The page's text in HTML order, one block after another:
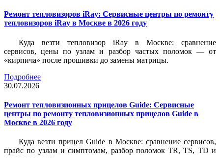
Ремонт тепловизоров iRay: Сервисные центры по ремонту
тепловизоров iRay в Москве в 2026 году
Куда везти тепловизор iRay в Москве: сравнение
сервисов, цены по узлам и разбор частых поломок — от
«кирпича» после прошивки до замены матрицы.
Подробнее
30.07.2026
Ремонт тепловизионных прицелов Guide: Сервисные
центры по ремонту тепловизионных прицелов Guide в
Москве в 2026 году
Куда везти прицел Guide в Москве: сравнение сервисов,
прайс по узлам и симптомам, разбор поломок TR, TS, TD и